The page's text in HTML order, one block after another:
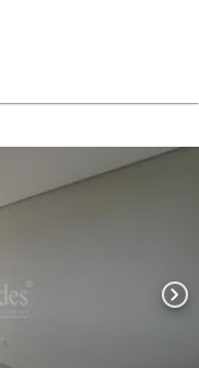
chevron_right